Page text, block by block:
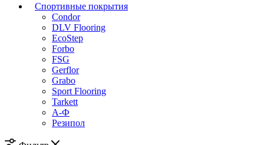
Спортивные покрытия
Condor
DLV Flooring
EcoStep
Forbo
FSG
Gerflor
Grabo
Sport Flooring
Tarkett
А-Ф
Резипол